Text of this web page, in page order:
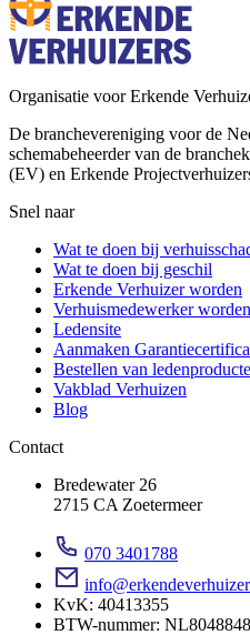
Organisatie voor Erkende
De branchevereniging voor de
schemabeheerder van de
(EV) en Erkende
Snel naar
Wat te doen bij
Wat te doen bij geschil
Erkende Verhuizer worden
Verhuismedewerker worden
Ledensite
Aanmaken
Bestellen van
Vakblad Verhuizen
Blog
Contact
Bredewater 26
2715 CA Zoetermeer
070 3401788
KvK: 40413355
BTW-nummer: